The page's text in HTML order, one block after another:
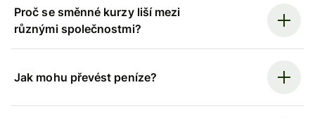
Proč se směnné kurzy liší mezi
různými společnostmi?
Jak mohu převést peníze?